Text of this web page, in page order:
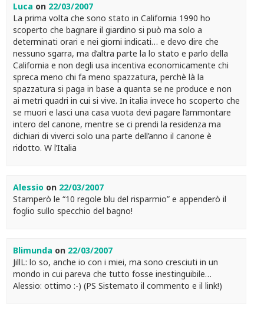
Luca on 22/03/2007
La prima volta che sono stato in California 1990 ho
scoperto che bagnare il giardino si può ma solo a
determinati orari e nei giorni indicati… e devo dire che
nessuno sgarra, ma d’altra parte la lo stato e parlo della
California e non degli usa incentiva economicamente chi
spreca meno chi fa meno spazzatura, perchè là la
spazzatura si paga in base a quanta se ne produce e non
ai metri quadri in cui si vive. In italia invece ho scoperto che
se muori e lasci una casa vuota devi pagare l’ammontare
intero del canone, mentre se ci prendi la residenza ma
dichiari di viverci solo una parte dell’anno il canone è
ridotto. W l’Italia
Alessioon 22/03/2007
Stamperò le “10 regole blu del risparmio” e appenderò il
foglio sullo specchio del bagno!
Blimunda on 22/03/2007
JillL: lo so, anche io con i miei, ma sono cresciuti in un
mondo in cui pareva che tutto fosse inestinguibile…
Alessio: ottimo :-) (PS Sistemato il commento e il link!)